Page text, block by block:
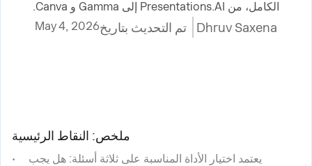
الكامل، من Presentations.AI إلى Gamma و Canva.
Dhruv Saxena تم التحديث بتاريخMay 4, 2026
ملخص: النقاط الرئيسية
يعتمد اختيار الأداة المناسبة على ثلاثة أسئلة: هل يجب